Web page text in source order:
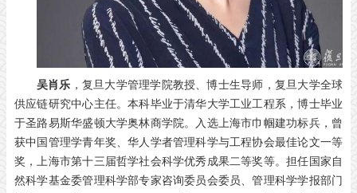
吴肖乐 ，复旦大学管理学院教授、博士生导师，复旦大学全球
供应链研究中心主任。本科毕业于清华大学工业工程系，博士毕业
于圣路易斯华盛顿大学奥林商学院。入选上海市巾帼建功标兵，曾
获中国管理学青年奖、华人学者管理科学与工程协会最佳论文一等
奖，上海市第十三届哲学社会科学优秀成果二等奖等。担任国家自
然科学基金委管理科学部专家咨询委员会委员、管理科学学报部门